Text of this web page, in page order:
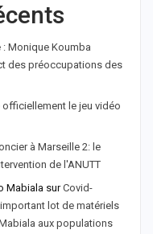
: Monique Koumba
des préoccupations des
le jeu vidéo
à Marseille 2: le
de l'ANUTT
Mabiala surCovid-
lot de matériels
aux populations